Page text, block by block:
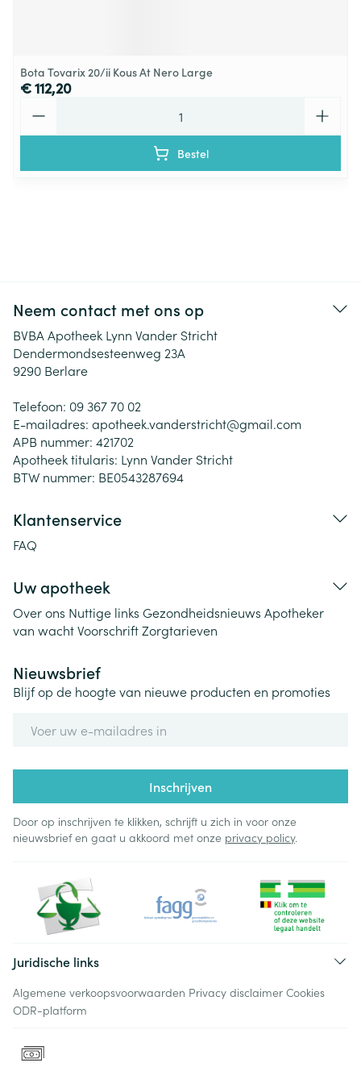
Bota Tovarix 20/ii Kous At Nero Large
€ 112,20
Bestel
Neem contact met ons op
BVBA Apotheek Lynn Vander Stricht
Dendermondsesteenweg 23A
9290 Berlare
Telefoon: 09 367 70 02
E-mailadres: apotheek.vanderstricht@gmail.com
APB nummer: 421702
Apotheek titularis: Lynn Vander Stricht
BTW nummer: BE0543287694
Klantenservice
FAQ
Uw apotheek
Over ons Nuttige links Gezondheidsnieuws Apotheker
van wachtVoorschriftZorgtarieven
Nieuwsbrief
Blijf op de hoogte van nieuwe producten en promoties
Inschrijven
Door op inschrijven te klikken, schrijft u zich in voor onze
nieuwsbrief en gaat u akkoord met onze privacy policy.
Juridische links
Algemene verkoopsvoorwaarden Privacy disclaimer Cookies
ODR-platform